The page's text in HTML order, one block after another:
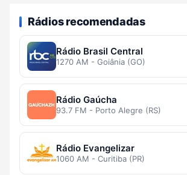
Rádios recomendadas
Rádio Brasil Central
1270 AM - Goiânia (GO)
Rádio Gaúcha
93.7 FM - Porto Alegre (RS)
Rádio Evangelizar
1060 AM - Curitiba (PR)